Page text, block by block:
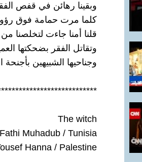
وبقينا رهائن في قفص
كلما مرت حمامة فوق
قلنا أمنا جاءت لتخلصنا من
وتقاتل الفقر بضحكتها
وجناحيها الشبيهين بأجنحة
The witch
Muhadub / Tunisia
Hanna / Palestine